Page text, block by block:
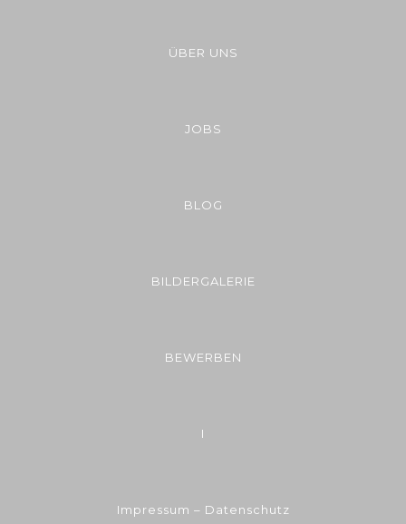
ÜBER UNS
JOBS
BLOG
BILDERGALERIE
BEWERBEN
I
Impressum – Datenschutz